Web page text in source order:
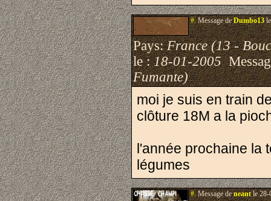
#.Message deDumbo13le
Pays:France (13 -
le :18-01-2005
Fumante)
moi je suis en train
clôture 18M a la
l'année prochaine la
légumes
#.Message deneantle 28-